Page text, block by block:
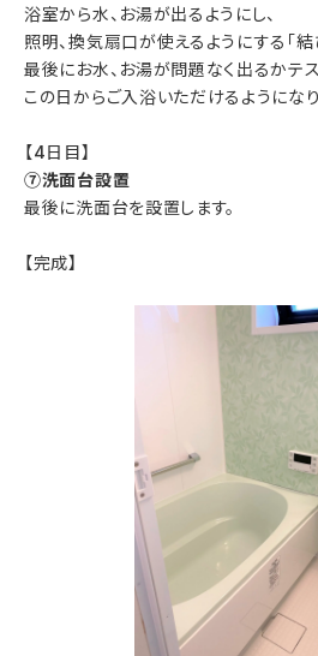
浴室から水、お湯が出るようにし、
照明、換気扇口が使えるようにする「結
最後にお水、お湯が問題なく出るかテス
この日からご入浴いただけるようになり
【4日目】
⑦洗面台設置
最後に洗面台を設置します。
【完成】